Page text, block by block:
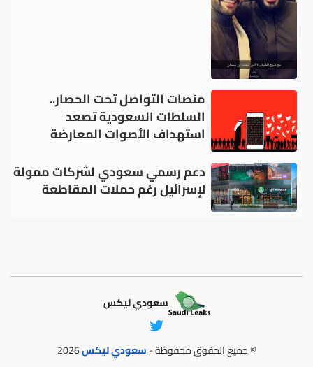
منصات التواصل تحت الحصار..
السلطات السعودية تصعد
استهداف الأصوات المعارضة
دعم رسمي سعودي لشركات ممولة
لإسرائيل رغم حملات المقاطعة
سعودي ليكس
© جميع الحقوق محفوظة -سعودي ليكس2026